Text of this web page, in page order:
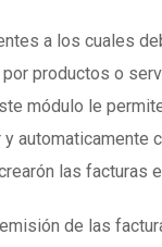
a los cuales
productos o
módulo le
automaticamente
las facturas
de las